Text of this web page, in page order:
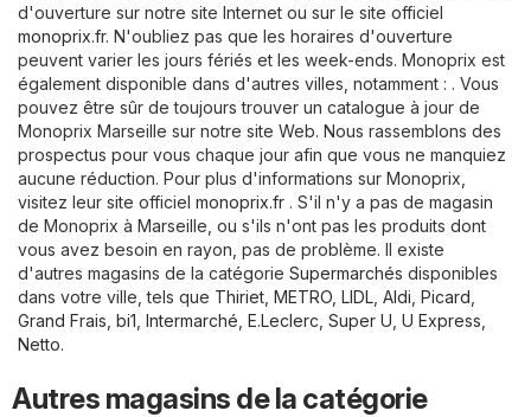
d'ouverture sur notre site Internet ou sur le site officiel
monoprix.fr. N'oubliez pas que les horaires d'ouverture
peuvent varier les jours fériés et les week-ends. Monoprix est
également disponible dans d'autres villes, notamment : . Vous
pouvez être sûr de toujours trouver un catalogue à jour de
Monoprix Marseille sur notre site Web. Nous rassemblons des
prospectus pour vous chaque jour afin que vous ne manquiez
aucune réduction. Pour plus d'informations sur Monoprix,
visitez leur site officiel monoprix.fr . S'il n'y a pas de magasin
de Monoprix à Marseille, ou s'ils n'ont pas les produits dont
vous avez besoin en rayon, pas de problème. Il existe
d'autres magasins de la catégorie Supermarchés disponibles
dans votre ville, tels que Thiriet METRO LIDL Aldi Picard
Grand Frais bi1 Intermarché E.Leclerc Super U U Express
Netto.
Autres magasins de la catégorie